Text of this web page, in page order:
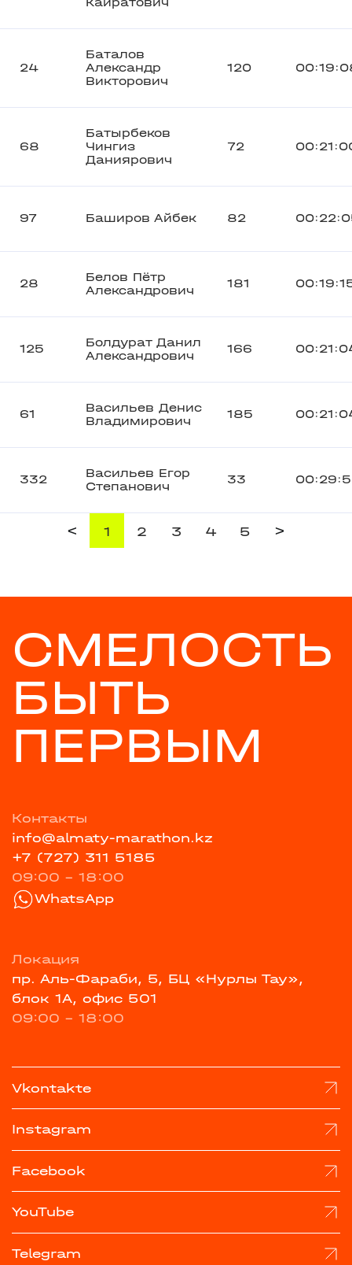
Кайратович
24
Баталов
Александр
Викторович
120
68
Батырбеков
Чингиз
Даниярович
72
97 Баширов Айбек 82
28
Белов Пётр
Александрович
181
125
Болдурат Данил
Александрович
166
61
Васильев Денис
Владимирович
185
332
Васильев Егор
Степанович
33
< 1 2 3 4 5 >
СМЕЛОСТЬ
БЫТЬ
ПЕРВЫМ
Контакты
info@almaty-marathon.kz
+7 (727) 311 5185
09:00 - 18:00
WhatsApp
Локация
пр. Аль-Фараби, 5, БЦ «Нурлы Тау»,
блок 1А, офис 501
09:00 - 18:00
Vkontakte
Instagram
Facebook
YouTube
Telegram